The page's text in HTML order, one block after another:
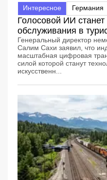
Интересное Германия
Голосовой ИИ
обслуживания в
Генеральный директор
Салим Сахи заявил, что
масштабная цифровая
силой которой станут
искусственн...